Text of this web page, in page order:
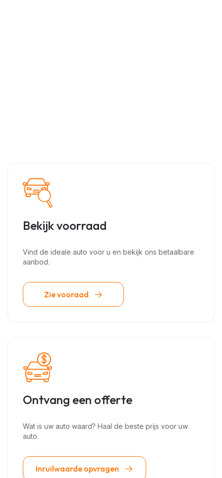
Bekijk voorraad
Vind de ideale auto voor u en bekijk ons betaalbare
aanbod.
Zie vooraad
Ontvang een offerte
Wat is uw auto waard? Haal de beste prijs voor uw
auto.
Inruilwaarde opvragen